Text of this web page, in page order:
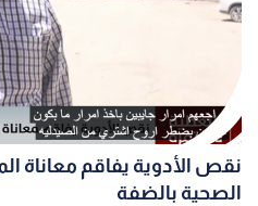
نقص الأدوية يفاقم معاناة
الصحية بالضفة